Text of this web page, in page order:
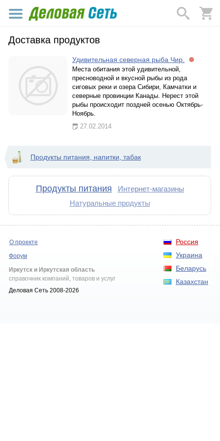
Доставка продуктов
Удивительная северная рыба Чир.
Места обитания этой удивительной,
пресноводной и вкусной рыбы из рода
сиговых реки и озера Сибири, Камчатки и
северные провинции Канады. Нерест этой
рыбы происходит поздней осенью Октябрь-
Ноябрь.
27.02.2014
Продукты питания, напитки, табак
Продукты питания
Интернет-магазины
Натуральные продукты
Россия
Украина
Беларусь
Казахстан
О проекте
Форум
Иркутск и Иркутская область
справочник компаний, товаров и услуг
Деловая Сеть 2008-2026